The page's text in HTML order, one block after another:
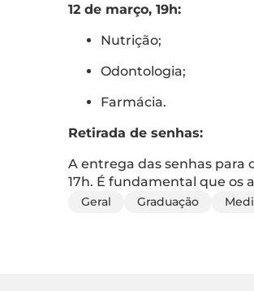
12 de março, 19h:
Nutrição;
Odontologia;
Farmácia.
Retirada de senhas:
A entrega das senhas para
17h. É fundamental que os
Geral Graduação